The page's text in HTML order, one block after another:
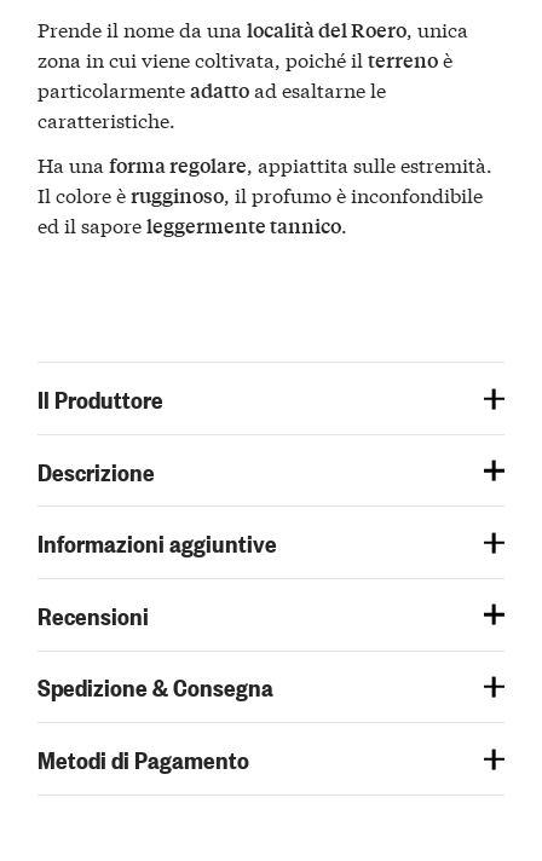
Prende il nome da unalocalità del Roero, unica
zona in cui viene coltivata, poiché ilterrenoè
particolarmenteadattoad esaltarne le
caratteristiche.
Ha unaforma regolare, appiattita sulle estremità.
Il colore èrugginoso, il profumo è inconfondibile
ed il saporeleggermente tannico.
Il Produttore
Descrizione
Informazioni aggiuntive
Recensioni
Spedizione & Consegna
Metodi di Pagamento